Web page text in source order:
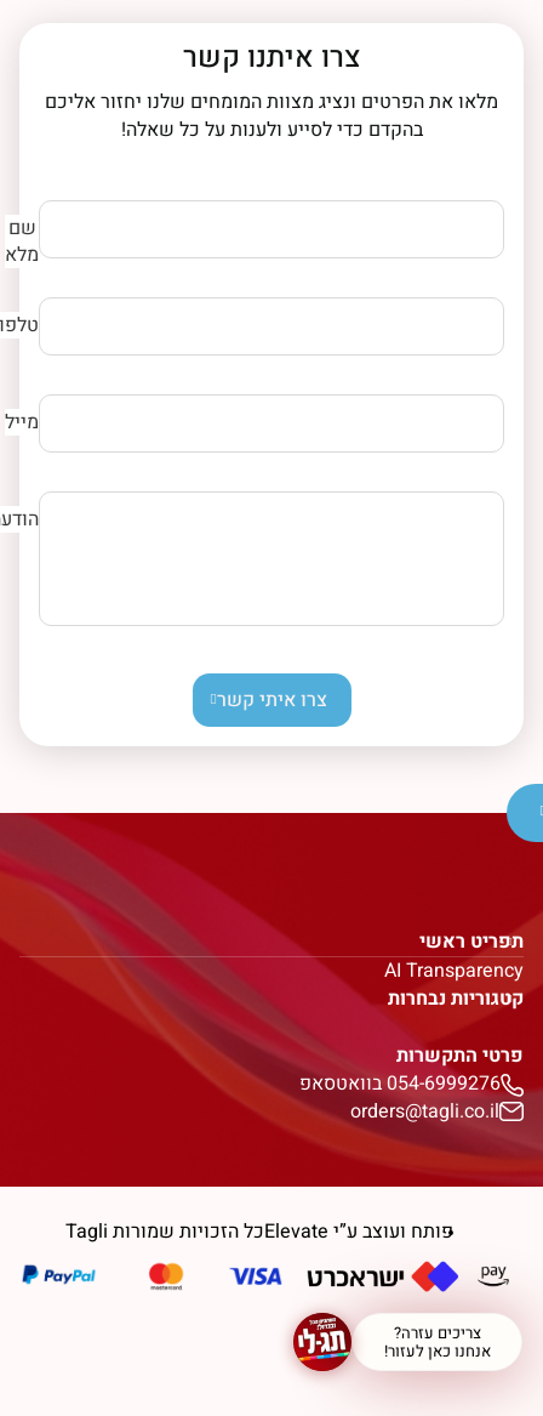
צרו איתנו קשר
מלאו את הפרטים ונציג מצוות המומחים שלנו יחזור אליכם
בהקדם כדי לסייע ולענות על כל שאלה!
שם
מלא
טלפון
מייל
הודעה
צרו איתי קשר
תפריט ראשי
AI Transparency
קטגוריות נבחרות
פרטי התקשרות
054-6999276 בוואטסאפ
orders@tagli.co.il
פותח ועוצב ע”י Elevate כל הזכויות שמורות Tagli
צריכים עזרה?
אנחנו כאן לעזור!